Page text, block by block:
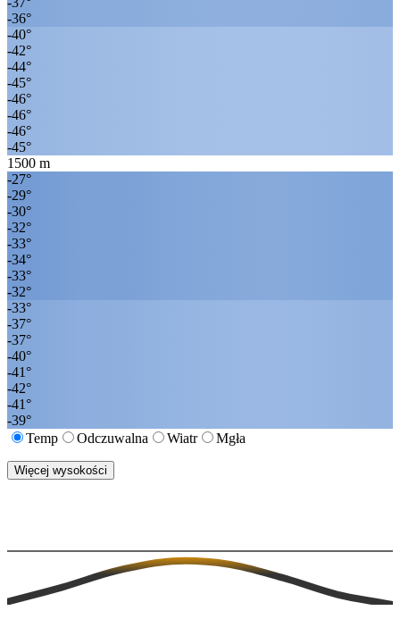
-36°
-40°
-42°
-44°
-45°
-46°
-46°
-46°
-45°
1500 m
-27°
-29°
-30°
-32°
-33°
-34°
-33°
-32°
-33°
-37°
-37°
-40°
-41°
-42°
-41°
-39°
Temp
Odczuwalna Wiatr Mgła
Więcej wysokości